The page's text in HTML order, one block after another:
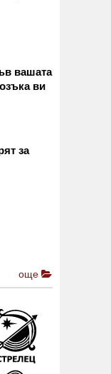
вашата
ви
за
още